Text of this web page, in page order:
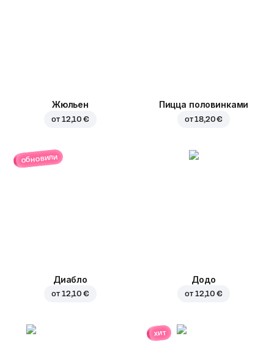
Жюльен
от 12,10 €
Пицца половинками
от18,20 €
обновили
Диабло
от 12,10 €
Додо
от 12,10 €
хит